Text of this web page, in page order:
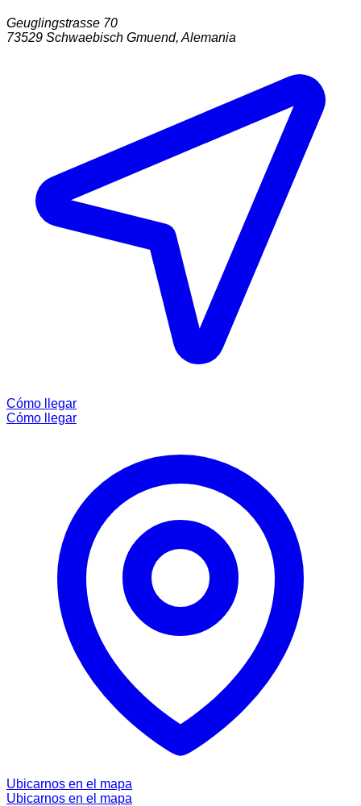
Geuglingstrasse 70
73529 Schwaebisch Gmuend, Alemania
Cómo llegar
Cómo llegar
Ubicarnos en el mapa
Ubicarnos en el mapa